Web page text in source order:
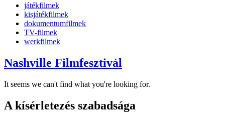
játékfilmek
kisjátékfilmek
dokumentumfilmek
TV-filmek
werkfilmek
Nashville Filmfesztivál
It seems we can't find what you're looking for.
A kísérletezés szabadsága